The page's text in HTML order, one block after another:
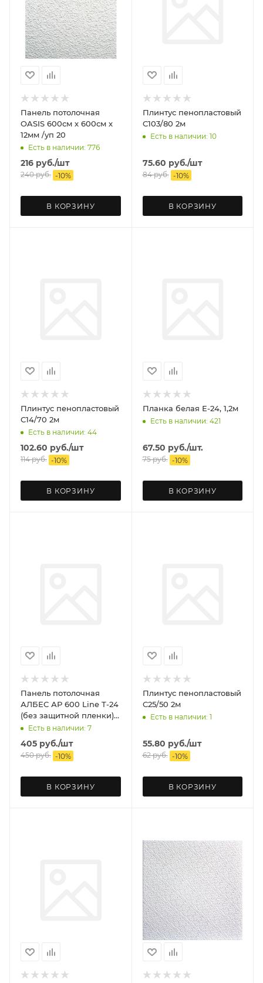
Панель потолочная
OASIS 600см х 600см х
12мм /уп 20
Есть в наличии: 776
216 руб./шт
240руб. -10%
В КОРЗИНУ
Плинтус пенопластовый
С103/80 2м
Есть в наличии: 10
75.60 руб./шт
84руб. -10%
В КОРЗИНУ
Плинтус пенопластовый
С14/70 2м
Есть в наличии: 44
102.60 руб./шт
114руб. -10%
В КОРЗИНУ
Планка белая Е-24, 1,2м
Есть в наличии: 421
67.50 руб./шт.
75руб. -10%
В КОРЗИНУ
Панель потолочная
АЛБЕС АР 600 Line Т-24
(без защитной пленки) /
уп.48шт
Есть в наличии: 7
405 руб./шт
450руб. -10%
В КОРЗИНУ
Плинтус пенопластовый
С25/50 2м
Есть в наличии: 1
55.80 руб./шт
62руб. -10%
В КОРЗИНУ